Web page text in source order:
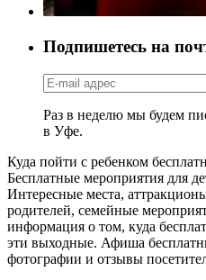
Подпишетесь на
Раз в неделю мы будем
в Уфе.
Куда пойти с ребенком
Бесплатные мероприятия для
Интересные места,
родителей, семейные
информация о том, куда
эти выходные. Афиша
фотографии и отзывы